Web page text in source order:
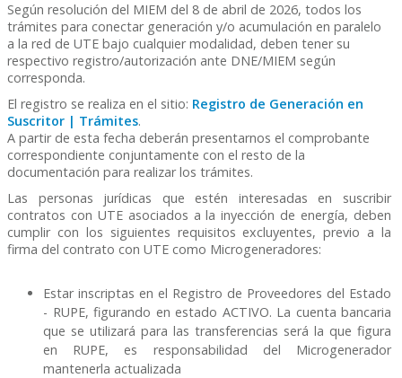
Según resolución del MIEM del 8 de abril de 2026, todos los
trámites para conectar generación y/o acumulación en paralelo
a la red de UTE bajo cualquier modalidad, deben tener su
respectivo registro/autorización ante DNE/MIEM según
corresponda.
El registro se realiza en el sitio: Registro de Generación en
Suscritor | Trámites.
A partir de esta fecha deberán presentarnos el comprobante
correspondiente conjuntamente con el resto de la
documentación para realizar los trámites.
Las personas jurídicas que estén interesadas en suscribir
contratos con UTE asociados a la inyección de energía, deben
cumplir con los siguientes requisitos excluyentes, previo a la
firma del contrato con UTE como Microgeneradores:
Estar inscriptas en el Registro de Proveedores del Estado
- RUPE, figurando en estado ACTIVO. La cuenta bancaria
que se utilizará para las transferencias será la que figura
en RUPE, es responsabilidad del Microgenerador
mantenerla actualizada